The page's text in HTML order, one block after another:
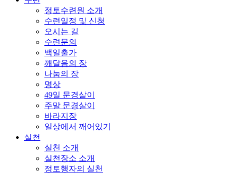
정토수련원 소개
수련일정 및 신청
오시는 길
수련문의
백일출가
깨달음의 장
나눔의 장
명상
49일 문경살이
주말 문경살이
바라지장
일상에서 깨어있기
실천
실천 소개
실천장소 소개
정토행자의 실천